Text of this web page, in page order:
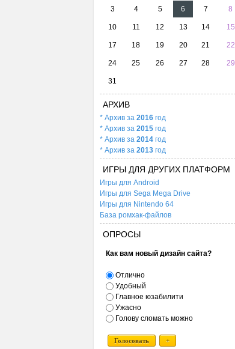
3 4 5 6 7 8
10 11 12 13 14 15
17 18 19 20 21 22
24 25 26 27 28 29
31
АРХИВ
* Архив за 2016 год
* Архив за 2015 год
* Архив за 2014 год
* Архив за 2013 год
ИГРЫ ДЛЯ ДРУГИХ ПЛАТФОРМ
Игры для Android
Игры для Sega Mega Drive
Игры для Nintendo 64
База ромхак-файлов
ОПРОСЫ
Как вам новый дизайн сайта?
Отлично
Удобный
Главное юзабилити
Ужасно
Голову сломать можно
Голосовать +